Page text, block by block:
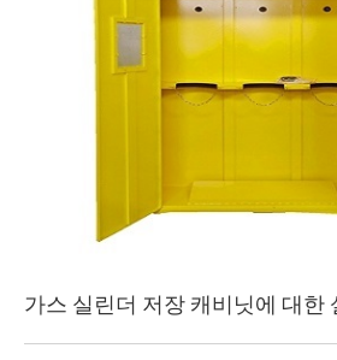
가스 실린더 저장 캐비닛에 대한